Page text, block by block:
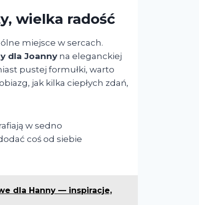
wielka radość
miejsce w sercach.
dla Joanny na eleganckiej
pustej formułki, warto
jak kilka ciepłych zdań,
w sedno
coś od siebie
dla Hanny — inspiracje,